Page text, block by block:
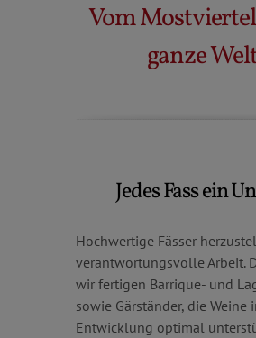
Vom
ganze
Jedes Fass ein
Hochwertige Fässer
verantwortungsvolle Arbeit.
wir fertigen Barrique- und
sowie Gärständer, die Weine
Entwicklung optimal